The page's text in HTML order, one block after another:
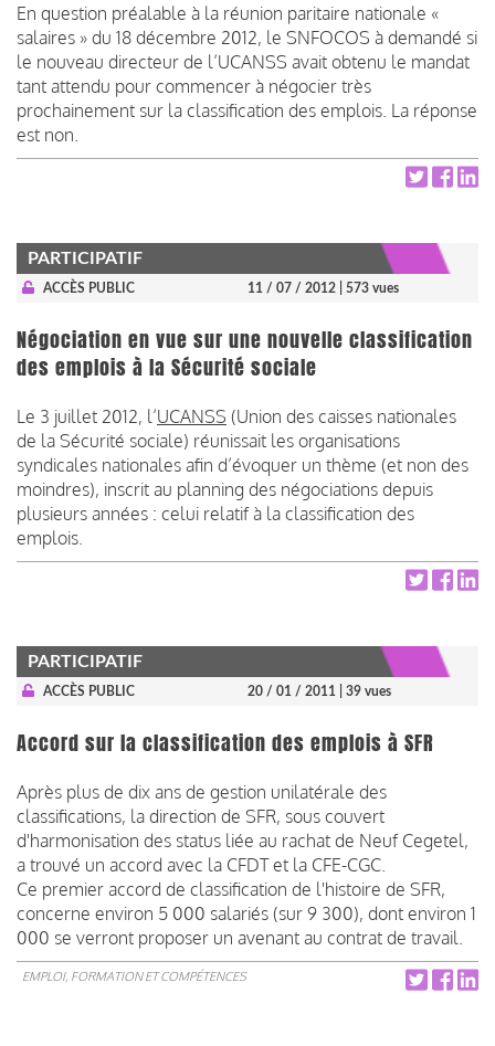
En question préalable à la réunion paritaire nationale «
salaires » du 18 décembre 2012, le SNFOCOS à demandé si
le nouveau directeur de l’UCANSS avait obtenu le mandat
tant attendu pour commencer à négocier très
prochainement sur la classification des emplois. La réponse
est non.
PARTICIPATIF
ACCÈS PUBLIC 11 / 07 / 2012 | 573 vues
Négociation en vue sur une nouvelle classification
des emplois à la Sécurité sociale
Le 3 juillet 2012, l’UCANSS (Union des caisses nationales
de la Sécurité sociale) réunissait les organisations
syndicales nationales afin d’évoquer un thème (et non des
moindres), inscrit au planning des négociations depuis
plusieurs années : celui relatif à la classification des
emplois.
PARTICIPATIF
ACCÈS PUBLIC 20 / 01 / 2011 | 39 vues
Accord sur la classification des emplois à SFR
Après plus de dix ans de gestion unilatérale des
classifications, la direction de SFR, sous couvert
d'harmonisation des status liée au rachat de Neuf Cegetel,
a trouvé un accord avec la CFDT et la CFE-CGC.
Ce premier accord de classification de l'histoire de SFR,
concerne environ 5 000 salariés (sur 9 300), dont environ 1
000 se verront proposer un avenant au contrat de travail.
EMPLOI, FORMATION ET COMPÉTENCES